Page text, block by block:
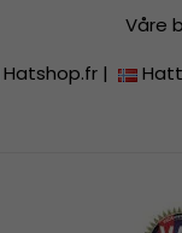
Våre
Hatshop.fr |